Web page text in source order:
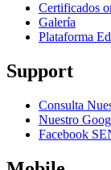
Certificados
Galería
Plataforma
Support
Consulta
Nuestro
Facebook